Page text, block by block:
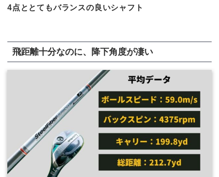
4点ととてもバランスの良いシャフト
飛距離十分なのに、降下角度が凄い